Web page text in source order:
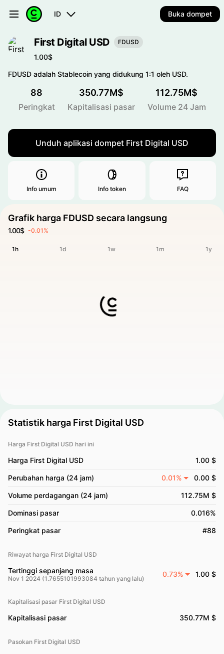
ID Buka dompet
First Digital USD FDUSD
1.00$
FDUSD adalah Stablecoin yang didukung 1:1 oleh USD.
88
Peringkat
350.77M$
Kapitalisasi pasar
112.75M$
Volume 24 Jam
Unduh aplikasi dompet First Digital USD
Info umum Info token FAQ
Grafik harga FDUSD secara langsung
1.00$ -0.01%
1h 1d 1w 1m 1y
Statistik harga First Digital USD
Harga First Digital USD hari ini
Harga First Digital USD 1.00 $
Perubahan harga (24 jam) 0.01% 0.00 $
Volume perdagangan (24 jam) 112.75M $
Dominasi pasar 0.016%
Peringkat pasar #88
Riwayat harga First Digital USD
Tertinggi sepanjang masa
Nov 1 2024 (1.7655101993084 tahun yang lalu)
0.73% 1.00 $
Kapitalisasi pasar First Digital USD
Kapitalisasi pasar 350.77M $
Pasokan First Digital USD